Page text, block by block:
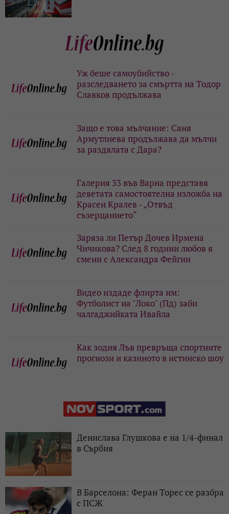
Уж беше самоубийство -
разследването за смъртта на Тодор
Славков продължава
Защо е това мълчание: Саня
Армутлиева продължава да мълчи
за раздялата с Дара?
Галерия 33 във Варна представя
деветата самостоятелна изложба на
Красен Кралев - „Отвъд
съзерцанието“
Заряза ли Петър Дочев Ирмена
Чичикова? След 8 години любов я
смени с Александра Фейгин
Видео издаде флирта им:
Футболист на "Локо" (Пд) заби
чалгаджийката Ивайла
Как зодия Лъв превръща спортните
прогнози и казиното в истинско шоу
Денислава Глушкова е на 1/4-финал
в Сърбия
В Барселона: Феран Торес се разбра
с ПСЖ